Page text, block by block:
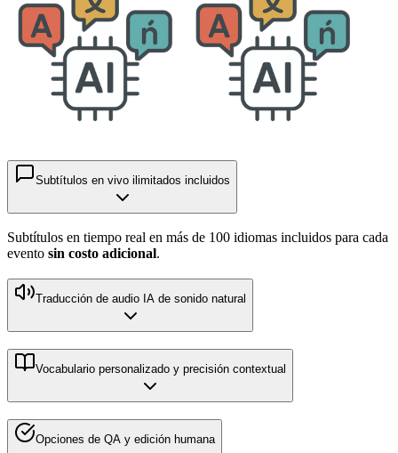
Subtítulos en vivo ilimitados incluidos
Subtítulos en tiempo real en más de 100 idiomas incluidos para cada
evento sin costo adicional.
Traducción de audio IA de sonido natural
Vocabulario personalizado y precisión contextual
Opciones de QA y edición humana